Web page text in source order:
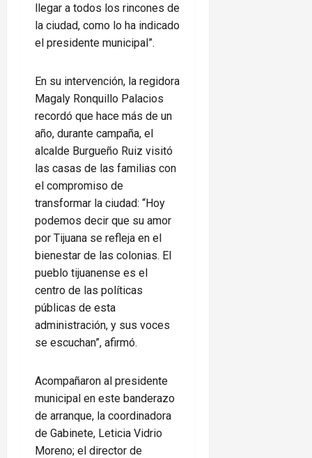
llegar a todos los rincones de
la ciudad, como lo ha indicado
el presidente municipal”.
En su intervención, la regidora
Magaly Ronquillo Palacios
recordó que hace más de un
año, durante campaña, el
alcalde Burgueño Ruiz visitó
las casas de las familias con
el compromiso de
transformar la ciudad: “Hoy
podemos decir que su amor
por Tijuana se refleja en el
bienestar de las colonias. El
pueblo tijuanense es el
centro de las políticas
públicas de esta
administración, y sus voces
se escuchan”, afirmó.
Acompañaron al presidente
municipal en este banderazo
de arranque, la coordinadora
de Gabinete, Leticia Vidrio
Moreno; el director de